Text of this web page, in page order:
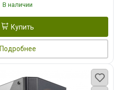
В наличии
Купить
Подробнее